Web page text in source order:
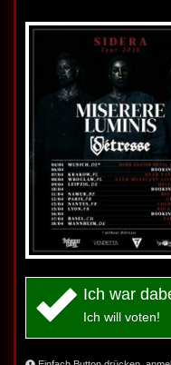
Ich war
Ich will voten!